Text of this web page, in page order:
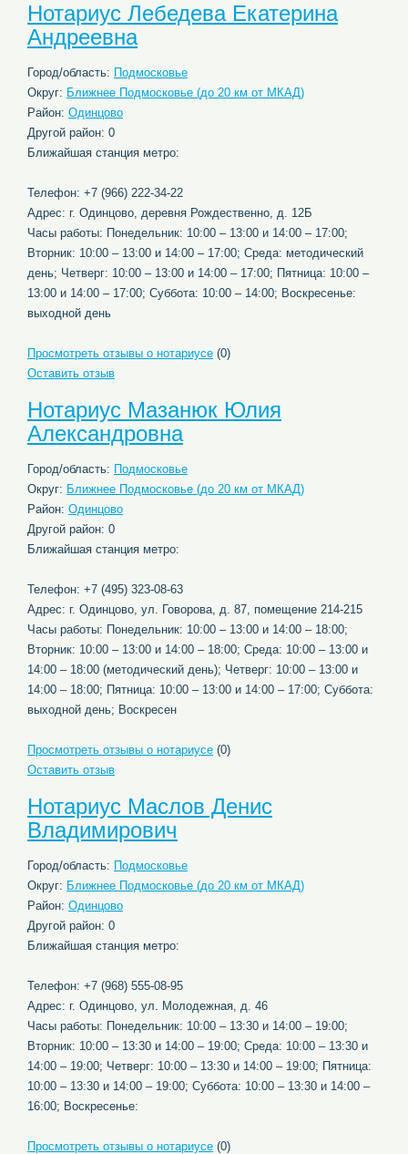
Нотариус Лебедева Екатерина
Андреевна
Город/область: Подмосковье
Округ: Ближнее Подмосковье (до 20 км от МКАД)
Район: Одинцово
Другой район: 0
Ближайшая станция метро:
Телефон: +7 (966) 222-34-22
Адрес: г. Одинцово, деревня Рождественно, д. 12Б
Часы работы: Понедельник: 10:00 – 13:00 и 14:00 – 17:00;
Вторник: 10:00 – 13:00 и 14:00 – 17:00; Среда: методический
день; Четверг: 10:00 – 13:00 и 14:00 – 17:00; Пятница: 10:00 –
13:00 и 14:00 – 17:00; Суббота: 10:00 – 14:00; Воскресенье:
выходной день
Просмотреть отзывы о нотариусе (0)
Оставить отзыв
Нотариус Мазанюк Юлия
Александровна
Город/область: Подмосковье
Округ: Ближнее Подмосковье (до 20 км от МКАД)
Район: Одинцово
Другой район: 0
Ближайшая станция метро:
Телефон: +7 (495) 323-08-63
Адрес: г. Одинцово, ул. Говорова, д. 87, помещение 214-215
Часы работы: Понедельник: 10:00 – 13:00 и 14:00 – 18:00;
Вторник: 10:00 – 13:00 и 14:00 – 18:00; Среда: 10:00 – 13:00 и
14:00 – 18:00 (методический день); Четверг: 10:00 – 13:00 и
14:00 – 18:00; Пятница: 10:00 – 13:00 и 14:00 – 17:00; Суббота:
выходной день; Воскресен
Просмотреть отзывы о нотариусе (0)
Оставить отзыв
Нотариус Маслов Денис
Владимирович
Город/область: Подмосковье
Округ: Ближнее Подмосковье (до 20 км от МКАД)
Район: Одинцово
Другой район: 0
Ближайшая станция метро:
Телефон: +7 (968) 555-08-95
Адрес: г. Одинцово, ул. Молодежная, д. 46
Часы работы: Понедельник: 10:00 – 13:30 и 14:00 – 19:00;
Вторник: 10:00 – 13:30 и 14:00 – 19:00; Среда: 10:00 – 13:30 и
14:00 – 19:00; Четверг: 10:00 – 13:30 и 14:00 – 19:00; Пятница:
10:00 – 13:30 и 14:00 – 19:00; Суббота: 10:00 – 13:30 и 14:00 –
16:00; Воскресенье:
Просмотреть отзывы о нотариусе (0)